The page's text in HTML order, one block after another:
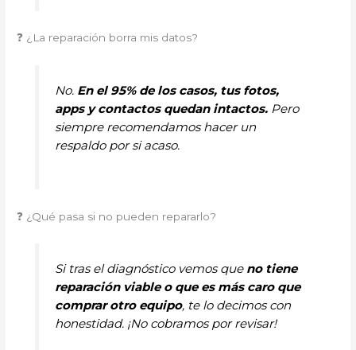
❓ ¿La reparación borra mis datos?
No. En el 95% de los casos, tus fotos,
apps y contactos quedan intactos.Pero
siempre recomendamos hacer un
respaldo por si acaso.
❓ ¿Qué pasa si no pueden repararlo?
Si tras el diagnóstico vemos que no tiene
reparación viable o que es más caro que
comprar otro equipo, te lo decimos con
honestidad. ¡No cobramos por revisar!